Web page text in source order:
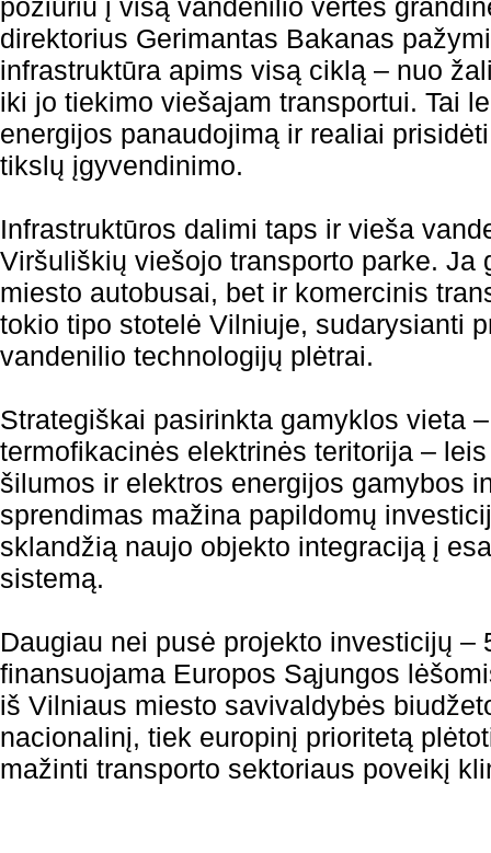
požiūriu į visą vandenilio vertės
direktorius Gerimantas Bakanas
infrastruktūra apims visą ciklą – nuo
iki jo tiekimo viešajam transportui. Tai
energijos panaudojimą ir realiai
tikslų įgyvendinimo.
Infrastruktūros dalimi taps ir vieša
Viršuliškių viešojo transporto parke. Ja
miesto autobusai, bet ir komercinis
tokio tipo stotelė Vilniuje, sudarysianti
vandenilio technologijų plėtrai.
Strategiškai pasirinkta gamyklos vieta
termofikacinės elektrinės teritorija –
šilumos ir elektros energijos gamybos
sprendimas mažina papildomų
sklandžią naujo objekto integraciją į
sistemą.
Daugiau nei pusė projekto investicijų –
finansuojama Europos Sąjungos
iš Vilniaus miesto savivaldybės
nacionalinį, tiek europinį prioritetą
mažinti transporto sektoriaus poveikį